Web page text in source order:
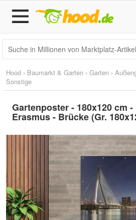
Hood › Baumarkt & Garten › Garten ›
Sonstige
Gartenposter - 180x120 cm
Erasmus - Brücke (Gr.